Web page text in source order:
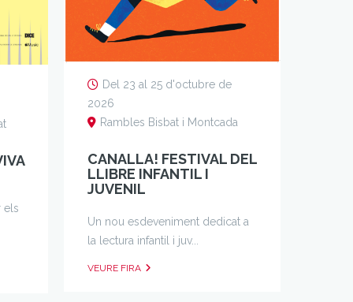
els
Del 23 al 25 d'octubre de
2026
Rambles Bisbat i Montcada
CANALLA! FESTIVAL DEL
LLIBRE INFANTIL I
JUVENIL
Un nou esdeveniment dedicat a
la lectura infantil i juv...
VEURE FIRA